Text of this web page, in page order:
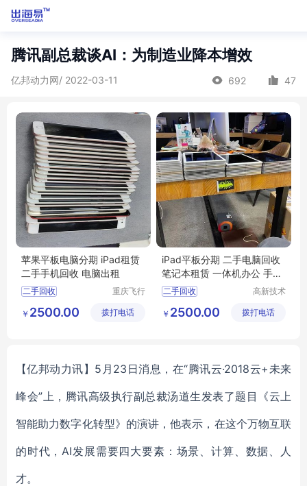
腾讯副总裁谈AI：为制造业降本增效
亿邦动力网/ 2022-03-11 692 47
苹果平板电脑分期 iPad租赁
二手手机回收 电脑出租
二手回收
重庆飞行
限公司
￥ 2500.00 拨打电话
iPad平板分期 二手电脑回收
笔记本租赁 一体机办公 手机
典当
二手回收
高新技术
区良驹电
￥ 2500.00 拨打电话
【亿邦动力讯】5月23日消息，在“腾讯云·2018云+未来
峰会”上，腾讯高级执行副总裁汤道生发表了题目《云上
智能助力数字化转型》的演讲，他表示，在这个万物互联
的时代，AI发展需要四大要素：场景、计算、数据、人
才。